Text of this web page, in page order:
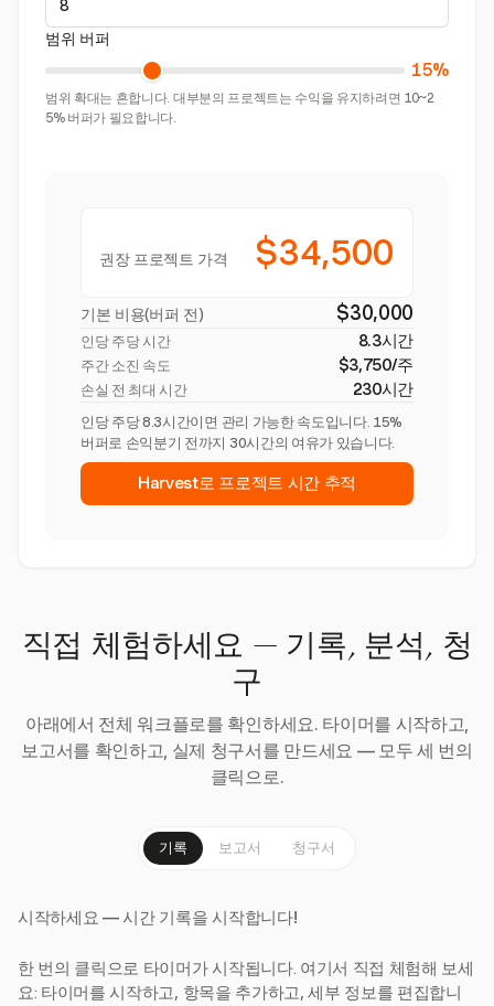
범위 버퍼
15%
범위 확대는 흔합니다. 대부분의 프로젝트는 수익을 유지하려면 10~2
5% 버퍼가 필요합니다.
권장 프로젝트 가격 $34,500
기본 비용(버퍼 전) $30,000
인당 주당 시간 8.3시간
주간 소진 속도 $3,750/주
손실 전 최대 시간 230시간
인당 주당 8.3시간이면 관리 가능한 속도입니다. 15%
버퍼로 손익분기 전까지 30시간의 여유가 있습니다.
Harvest로 프로젝트 시간 추적
직접 체험하세요 — 기록, 분석, 청
구
아래에서 전체 워크플로를 확인하세요. 타이머를 시작하고,
보고서를 확인하고, 실제 청구서를 만드세요 — 모두 세 번의
클릭으로.
기록 보고서 청구서
시작하세요 — 시간 기록을 시작합니다!
한 번의 클릭으로 타이머가 시작됩니다. 여기서 직접 체험해 보세
요: 타이머를 시작하고, 항목을 추가하고, 세부 정보를 편집합니